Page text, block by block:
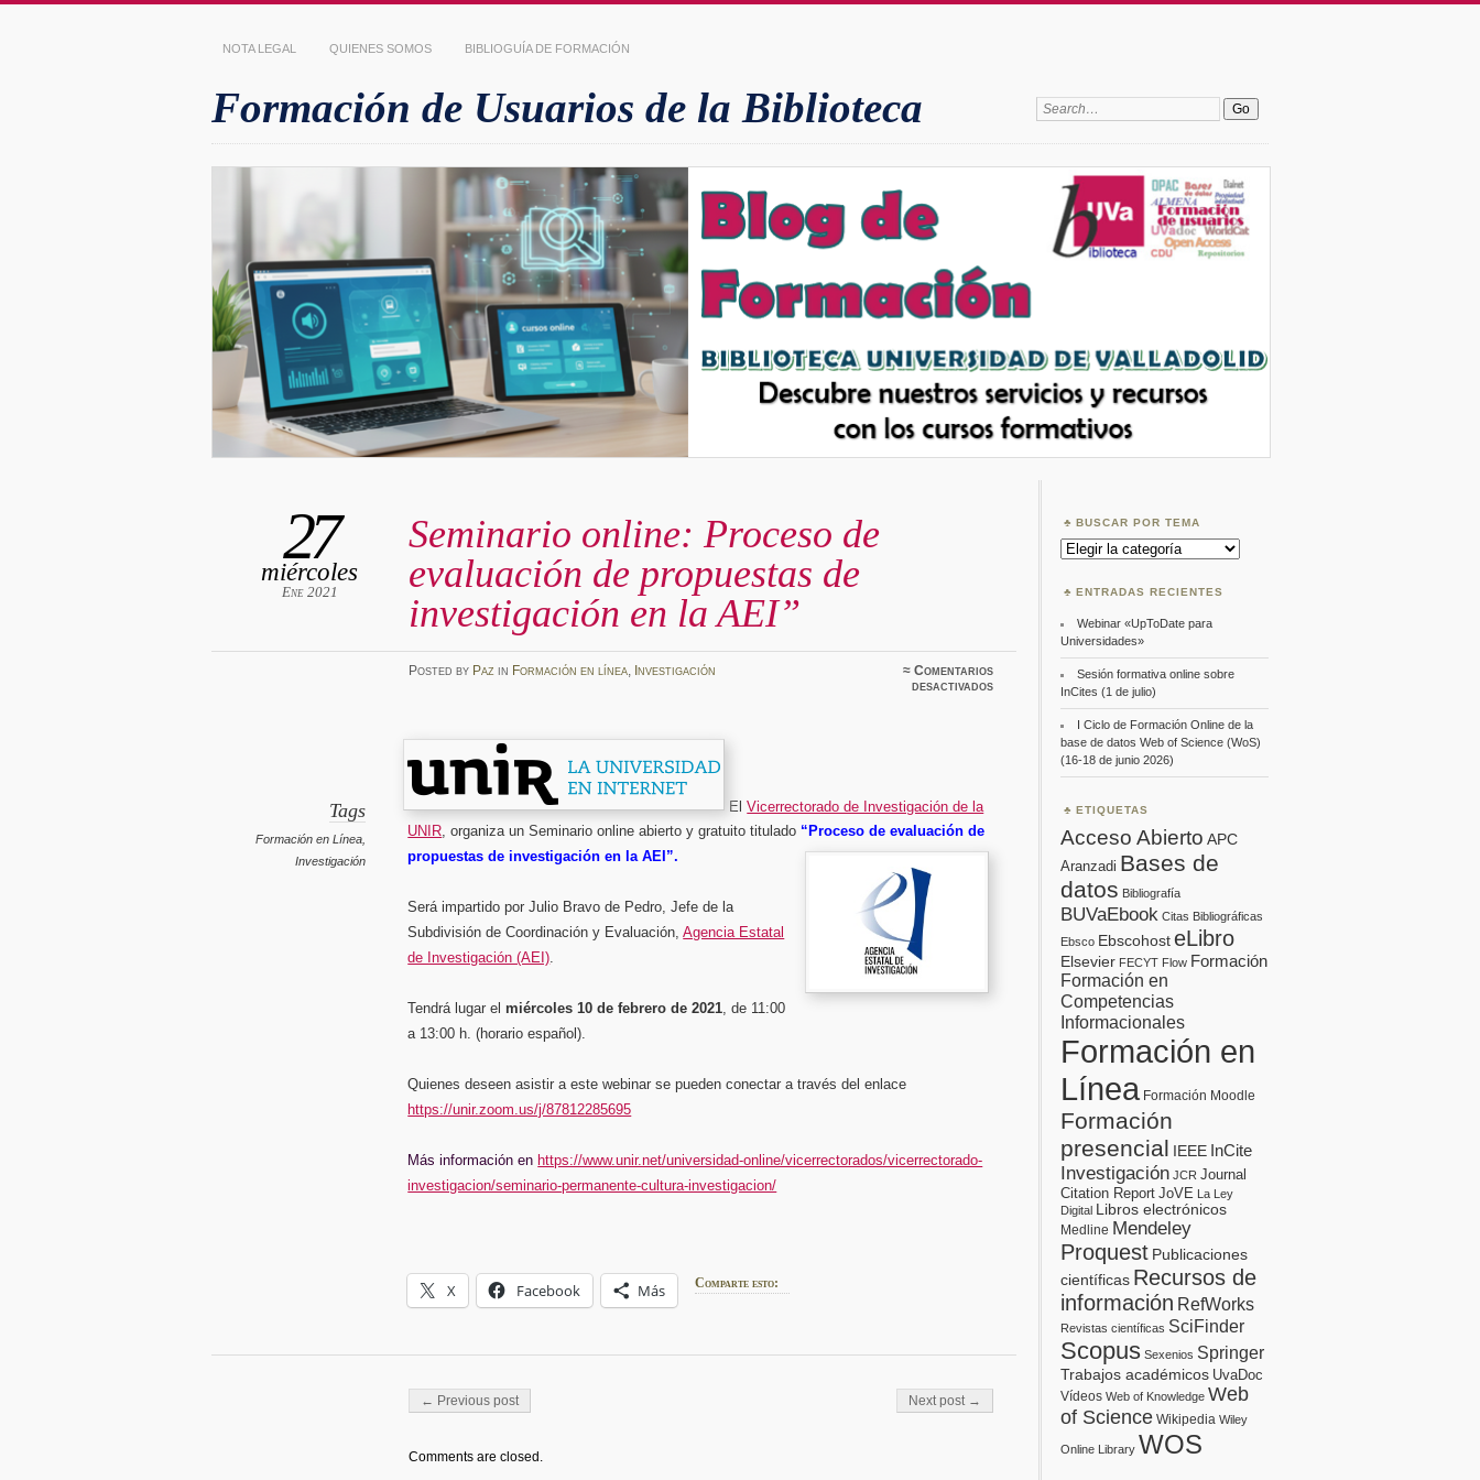
NOTA LEGAL QUIENES SOMOS BIBLIOGUÍA DE FORMACIÓN
Formación de Usuarios de la Biblioteca Search:
Seminario online: Proceso de
evaluación de propuestas de
investigación en la AEI”
27
miércoles
Ene 2021
Posted by Paz in Formación en línea, Investigación ≈Comentarios
desactivadosen
evaluación
Tags
Formación en Línea
Investigación
ElVicerrectorado de Investigación de la
UNIR, organiza unSeminarioonline abiertoy gratuito titulado “Proceso de evaluación de
propuestas de investigación en la AEI”.
Será impartido por Julio Bravo de Pedro, Jefe de la
Subdivisión de Coordinación y Evaluación,Agencia Estatal
de Investigación (AEI).
Tendrá lugar elmiércoles 10 de febrero de 2021, de 11:00
a 13:00 h. (horario español).
Quienes deseen asistir a este webinar se pueden conectar a través del enlace
https://unir.zoom.us/j/87812285695
Más información en https://www.unir.net/universidad-online/vicerrectorados/vicerrectorado-
investigacion/seminario-permanente-cultura-investigacion/
Comparte esto:
X Facebook Más
Post navigation
← Previous post Next post →
Comments are closed.
BUSCAR POR TEMA
Buscar
por
ENTRADAS RECIENTES
Webinar «UpToDate para
Universidades»
Sesión formativa online sobre
InCites (1 de julio)
I Ciclo de Formación Online de la
base de datos Web of Science (WoS)
(16-18 de junio 2026)
ETIQUETAS
Acceso Abierto APC
Aranzadi Bases de
datos Bibliografía
BUVaEbook Citas Bibliográficas
Ebsco EbscohosteLibro
Elsevier FECYT Flow Formación
Formación en
Competencias
Informacionales
Formación en
Línea Formación Moodle
Formación
presencial IEEE InCite
Investigación JCR Journal
Citation Report JoVE La Ley
Digital Libros electrónicos
Medline Mendeley
Proquest Publicaciones
científicas Recursos de
información RefWorks
Revistas científicas SciFinder
Scopus Sexenios Springer
Trabajos académicos UvaDoc
Vídeos Web of Knowledge Web
of Science Wikipedia Wiley
Online Library WOS